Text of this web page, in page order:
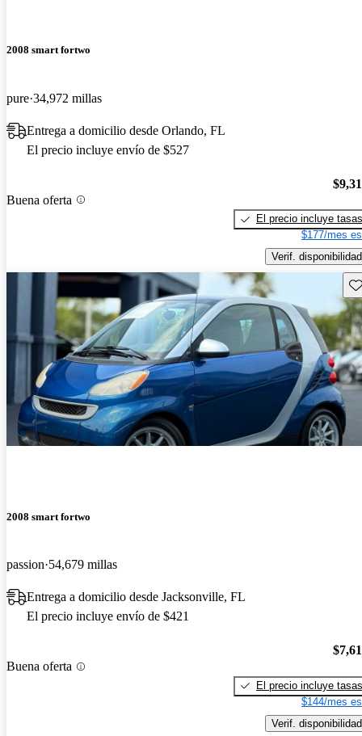
2008 smart fortwo
pure 34,972 millas
Entrega a domicilio desde Orlando, FL
El precio incluye envío de $527
Buena oferta
El precio incluye tasas
$177/mes
Verif. disponibilidad
2008 smart fortwo
passion 54,679 millas
Entrega a domicilio desde Jacksonville, FL
El precio incluye envío de $421
Buena oferta
El precio incluye tasas
$144/mes
Verif. disponibilidad